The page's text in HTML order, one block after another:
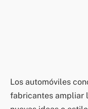
Los automóviles
fabricantes ampliar